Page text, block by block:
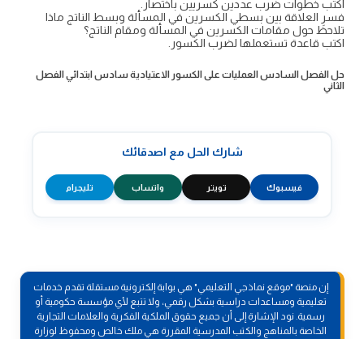
اكتب خطوات ضرب عددين كسريين باختصار.
فسرِ العلاقة بين بسطي الكسرين في المسألة وبسط الناتج ماذا
تلاحظ حول مقامات الكسرين في المسألة ومقام الناتج؟
اكتب قاعدة تستعملها لضرب الكسور.
حل الفصل السادس العمليات على الكسور الاعتيادية سادس ابتدائي الفصل
الثاني
شارك الحل مع اصدقائك
فيسبوك تويتر واتساب تليجرام
إن منصة "موقع نماذجي التعليمي" هي بوابة إلكترونية مستقلة تقدم خدمات
تعليمية ومساعدات دراسية بشكل رقمي، ولا تتبع لأي مؤسسة حكومية أو
رسمية. نود الإشارة إلى أن جميع حقوق الملكية الفكرية والعلامات التجارية
الخاصة بالمناهج والكتب المدرسية المقررة هي ملك خالص ومحفوظ لوزارة